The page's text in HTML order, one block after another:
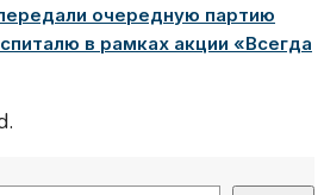
очередную партию
в рамках акции «Всегда